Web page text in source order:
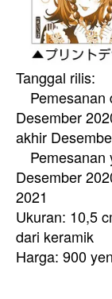
Tanggal rilis:
Pemesanan
Desember
akhir
Pemesanan
Desember
2021
Ukuran: 10,5
dari keramik
Harga: 900